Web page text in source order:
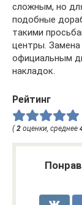
сложным, но
подобные
такими
центры.
официальным
накладок.
Рейтинг
(2 оценки, среднее